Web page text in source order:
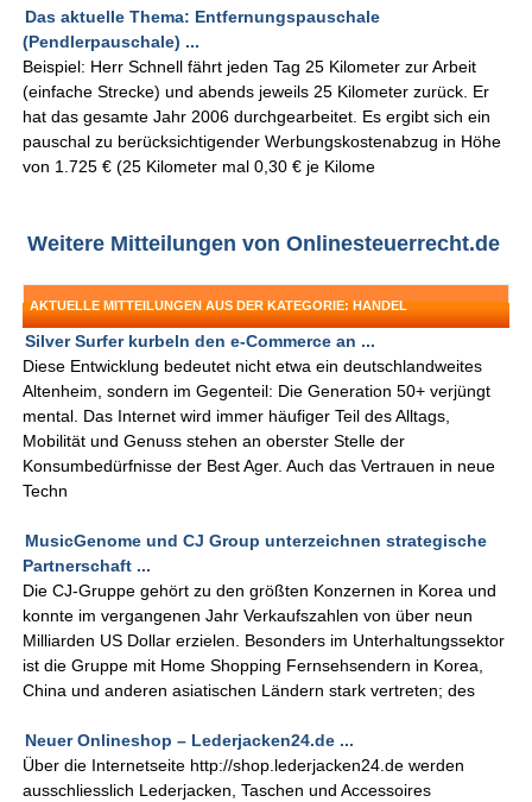
Das aktuelle Thema: Entfernungspauschale
(Pendlerpauschale) ...
Beispiel: Herr Schnell fährt jeden Tag 25 Kilometer zur Arbeit
(einfache Strecke) und abends jeweils 25 Kilometer zurück. Er
hat das gesamte Jahr 2006 durchgearbeitet. Es ergibt sich ein
pauschal zu berücksichtigender Werbungskostenabzug in Höhe
von 1.725 € (25 Kilometer mal 0,30 € je Kilome
Weitere Mitteilungen von Onlinesteuerrecht.de
AKTUELLE MITTEILUNGEN AUS DER KATEGORIE: HANDEL
Silver Surfer kurbeln den e-Commerce an ...
Diese Entwicklung bedeutet nicht etwa ein deutschlandweites
Altenheim, sondern im Gegenteil: Die Generation 50+ verjüngt
mental. Das Internet wird immer häufiger Teil des Alltags,
Mobilität und Genuss stehen an oberster Stelle der
Konsumbedürfnisse der Best Ager. Auch das Vertrauen in neue
Techn
MusicGenome und CJ Group unterzeichnen strategische
Partnerschaft ...
Die CJ-Gruppe gehört zu den größten Konzernen in Korea und
konnte im vergangenen Jahr Verkaufszahlen von über neun
Milliarden US Dollar erzielen. Besonders im Unterhaltungssektor
ist die Gruppe mit Home Shopping Fernsehsendern in Korea,
China und anderen asiatischen Ländern stark vertreten; des
Neuer Onlineshop – Lederjacken24.de ...
Über die Internetseite http://shop.lederjacken24.de werden
ausschliesslich Lederjacken, Taschen und Accessoires